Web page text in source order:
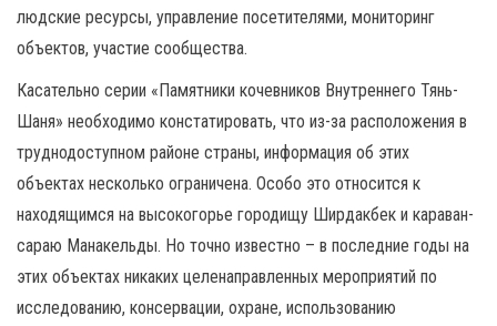
людские ресурсы, управление посетителями, мониторинг
объектов, участие сообщества.
Касательно серии «Памятники кочевников Внутреннего Тянь-
Шаня» необходимо констатировать, что из-за расположения в
труднодоступном районе страны, информация об этих
объектах несколько ограничена. Особо это относится к
находящимся на высокогорье городищу Ширдакбек и караван-
сараю Манакельды. Но точно известно – в последние годы на
этих объектах никаких целенаправленных мероприятий по
исследованию, консервации, охране, использованию